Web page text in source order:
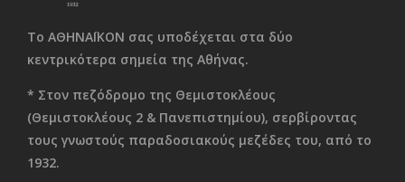
Το ΑΘΗΝΑΪΚΟΝ σας υποδέχεται στα δύο
κεντρικότερα σημεία της Αθήνας.
* Στον πεζόδρομο της Θεμιστοκλέους
(Θεμιστοκλέους 2 & Πανεπιστημίου), σερβίροντας
τους γνωστούς παραδοσιακούς μεζέδες του, από το
1932.